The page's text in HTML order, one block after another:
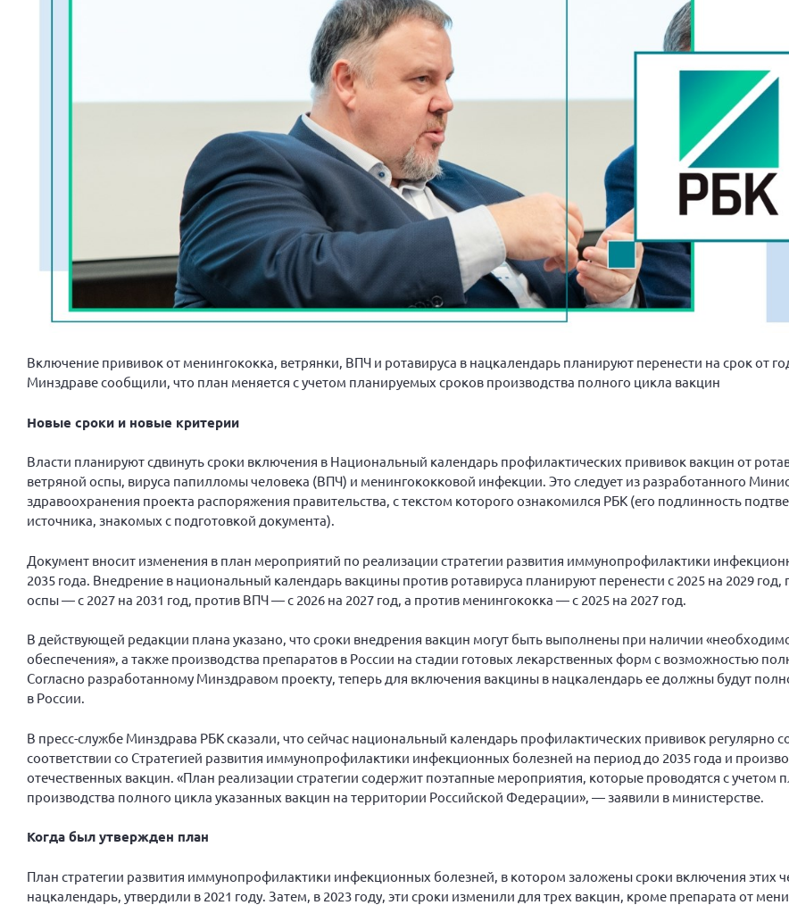
Включение прививок от менингококка, ветрянки, ВПЧ и ротавируса в нацкалендарь планируют перенести на срок от
Минздраве сообщили, что план меняется с учетом планируемых сроков производства полного цикла вакцин
Новые сроки и новые критерии
Власти планируют сдвинуть сроки включения в Национальный календарь профилактических прививок вакцин от
ветряной оспы, вируса папилломы человека (ВПЧ) и менингококковой инфекции. Это следует из разработанного
здравоохранения проекта распоряжения правительства, с текстом которого ознакомился РБК (его подлинность
источника, знакомых с подготовкой документа).
Документ вносит изменения в план мероприятий по реализации стратегии развития иммунопрофилактики
2035 года. Внедрение в национальный календарь вакцины против ротавируса планируют перенести с 2025 на 2029 год,
оспы — с 2027 на 2031 год, против ВПЧ — с 2026 на 2027 год, а против менингококка — с 2025 на 2027 год.
В действующей редакции плана указано, что сроки внедрения вакцин могут быть выполнены при наличии
обеспечения», а также производства препаратов в России на стадии готовых лекарственных форм с возможностью
Согласно разработанному Минздравом проекту, теперь для включения вакцины в нацкалендарь ее должны будут
в России.
В пресс-службе Минздрава РБК сказали, что сейчас национальный календарь профилактических прививок регулярно
соответствии со Стратегией развития иммунопрофилактики инфекционных болезней на период до 2035 года и
отечественных вакцин. «План реализации стратегии содержит поэтапные мероприятия, которые проводятся с учетом
производства полного цикла указанных вакцин на территории Российской Федерации», — заявили в министерстве.
Когда был утвержден план
План стратегии развития иммунопрофилактики инфекционных болезней, в котором заложены сроки включения этих
нацкалендарь, утвердили в 2021 году. Затем, в 2023 году, эти сроки изменили для трех вакцин, кроме препарата от